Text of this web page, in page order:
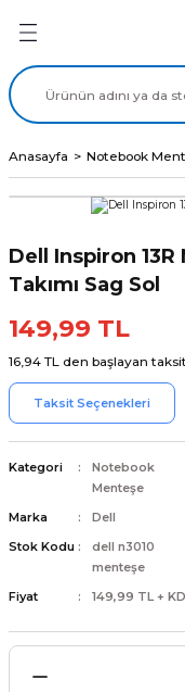
Ekran Panel
Data Kablo
Anasayfa Notebook
Dell Inspiron
Takımı Sag Sol
149,99 TL
16,94 TL den başlayan
Taksit Seçenekleri
Kategori
Notebook
Menteşe
Marka
Dell
Stok Kodu
dell n3010
menteşe
Fiyat
149,99 TL +